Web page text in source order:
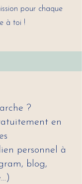
pour chaque
à toi !
?
en
personnel à
blog,